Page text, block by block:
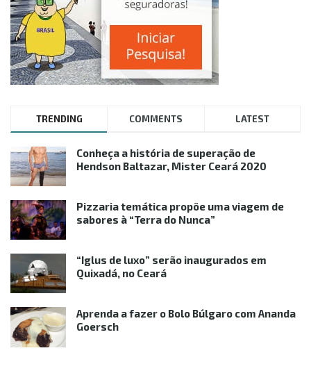
TRENDING COMMENTS LATEST
Conheça a história de superação de
Hendson Baltazar, Mister Ceará 2020
Pizzaria temática propõe uma viagem de
sabores à “Terra do Nunca”
“Iglus de luxo” serão inaugurados em
Quixadá, no Ceará
Aprenda a fazer o Bolo Búlgaro com Ananda
Goersch